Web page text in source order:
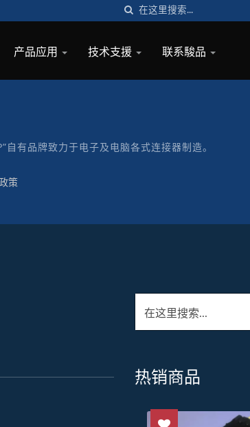
产品应用 技术支援 联系駿品
有品牌致力于电子及电脑各式连接器制造。
策
热销商品